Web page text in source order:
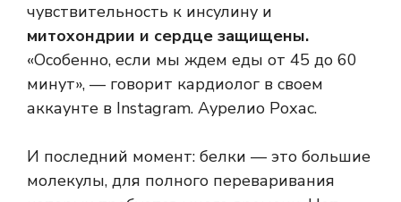
чувствительность к инсулину и
митохондрии и сердце защищены.
«Особенно, если мы ждем еды от 45 до 60
минут», — говорит кардиолог в своем
аккаунте в Instagram. Аурелио Рохас.
И последний момент: белки — это большие
молекулы, для полного переваривания